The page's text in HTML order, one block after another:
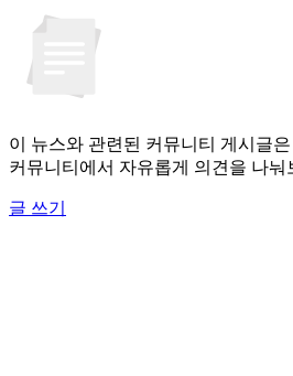
이 뉴스와 관련된 커뮤니티 게시글
커뮤니티에서 자유롭게 의견을 나눠
글 쓰기